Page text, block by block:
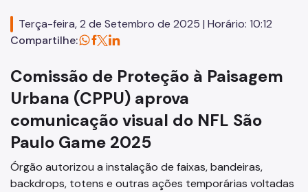
Planos Regionais
Urbanismo
Outorga Onerosa
Transferência do Direito de Construir - TDC
Função Social
Terça-feira, 2 de Setembro de 2025 | Horário: 10:12
Compartilhe:
Comissão de Proteção à Paisagem
Urbana (CPPU) aprova
comunicação visual do NFL São
Paulo Game 2025
Órgão autorizou a instalação de faixas, bandeiras,
backdrops, totens e outras ações temporárias voltadas